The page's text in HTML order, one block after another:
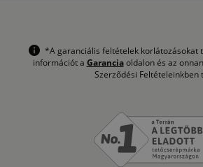
*A garanciális feltételek korlátozásokat
információt a Garanciaoldalon és az
Szerződési Feltételeinkben